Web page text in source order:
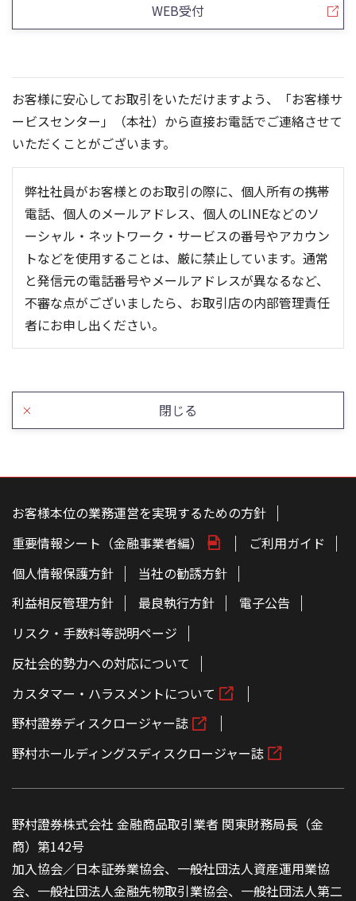
WEB受付
お客様に安心してお取引をいただけますよう、「お客様サ
ービスセンター」（本社）から直接お電話でご連絡させて
いただくことがございます。
弊社社員がお客様とのお取引の際に、個人所有の携帯
電話、個人のメールアドレス、個人のLINEなどのソ
ーシャル・ネットワーク・サービスの番号やアカウン
トなどを使用することは、厳に禁止しています。通常
と発信元の電話番号やメールアドレスが異なるなど、
不審な点がございましたら、お取引店の内部管理責任
者にお申し出ください。
閉じる
こ
お客様本位の業務運営を実現するための方針
重要情報シート（金融事業者編）
ご利用ガイド
個人情報保護方針
当社の勧誘方針
利益相反管理方針
最良執行方針
電子公告
リスク・手数料等説明ページ
反社会的勢力への対応について
カスタマー・ハラスメントについて
野村證券ディスクロージャー誌
野村ホールディングスディスクロージャー誌
野村證券株式会社 金融商品取引業者 関東財務局長（金
商）第142号
加入協会／日本証券業協会、一般社団法人資産運用業協
会、一般社団法人金融先物取引業協会、一般社団法人第二